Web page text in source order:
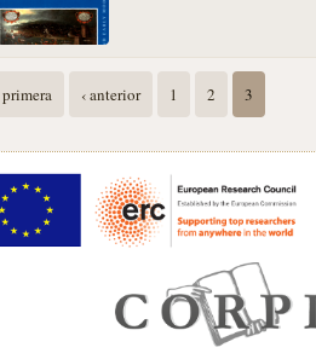
primera ‹ anterior 1 2 3